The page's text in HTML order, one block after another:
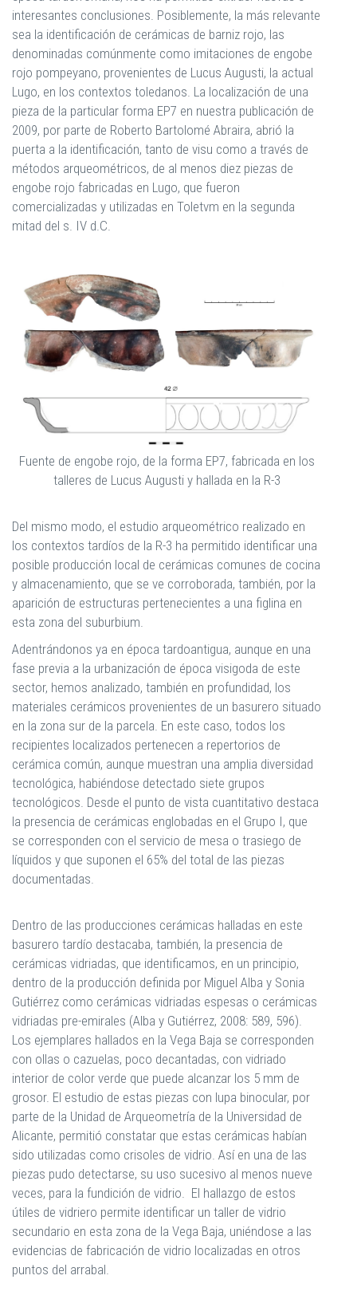
interesantes conclusiones. Posiblemente, la más relevante
sea la identificación de cerámicas de barniz rojo, las
denominadas comúnmente como imitaciones de engobe
rojo pompeyano, provenientes de Lucus Augusti, la actual
Lugo, en los contextos toledanos. La localización de una
pieza de la particular forma EP7 en nuestra publicación de
2009, por parte de Roberto Bartolomé Abraira, abrió la
puerta a la identificación, tanto de visu como a través de
métodos arqueométricos, de al menos diez piezas de
engobe rojo fabricadas en Lugo, que fueron
comercializadas y utilizadas en Toletvm en la segunda
mitad del s. IV d.C.
Fuente de engobe rojo, de la forma EP7, fabricada en los
talleres de Lucus Augusti y hallada en la R-3
Del mismo modo, el estudio arqueométrico realizado en
los contextos tardíos de la R-3 ha permitido identificar una
posible producción local de cerámicas comunes de cocina
y almacenamiento, que se ve corroborada, también, por la
aparición de estructuras pertenecientes a una figlina en
esta zona del suburbium.
Adentrándonos ya en época tardoantigua, aunque en una
fase previa a la urbanización de época visigoda de este
sector, hemos analizado, también en profundidad, los
materiales cerámicos provenientes de un basurero situado
en la zona sur de la parcela. En este caso, todos los
recipientes localizados pertenecen a repertorios de
cerámica común, aunque muestran una amplia diversidad
tecnológica, habiéndose detectado siete grupos
tecnológicos. Desde el punto de vista cuantitativo destaca
la presencia de cerámicas englobadas en el Grupo I, que
se corresponden con el servicio de mesa o trasiego de
líquidos y que suponen el 65% del total de las piezas
documentadas.
Dentro de las producciones cerámicas halladas en este
basurero tardío destacaba, también, la presencia de
cerámicas vidriadas, que identificamos, en un principio,
dentro de la producción definida por Miguel Alba y Sonia
Gutiérrez como cerámicas vidriadas espesas o cerámicas
vidriadas pre-emirales (Alba y Gutiérrez, 2008: 589, 596).
Los ejemplares hallados en la Vega Baja se corresponden
con ollas o cazuelas, poco decantadas, con vidriado
interior de color verde que puede alcanzar los 5 mm de
grosor. El estudio de estas piezas con lupa binocular, por
parte de la Unidad de Arqueometría de la Universidad de
Alicante, permitió constatar que estas cerámicas habían
sido utilizadas como crisoles de vidrio. Así en una de las
piezas pudo detectarse, su uso sucesivo al menos nueve
veces, para la fundición de vidrio. El hallazgo de estos
útiles de vidriero permite identificar un taller de vidrio
secundario en esta zona de la Vega Baja, uniéndose a las
evidencias de fabricación de vidrio localizadas en otros
puntos del arrabal.